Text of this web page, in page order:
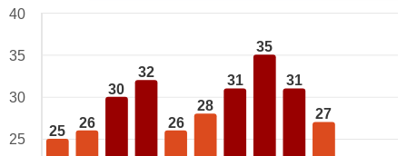
25
26
30
32
26
28
31
35
31
27
40
35
30
25